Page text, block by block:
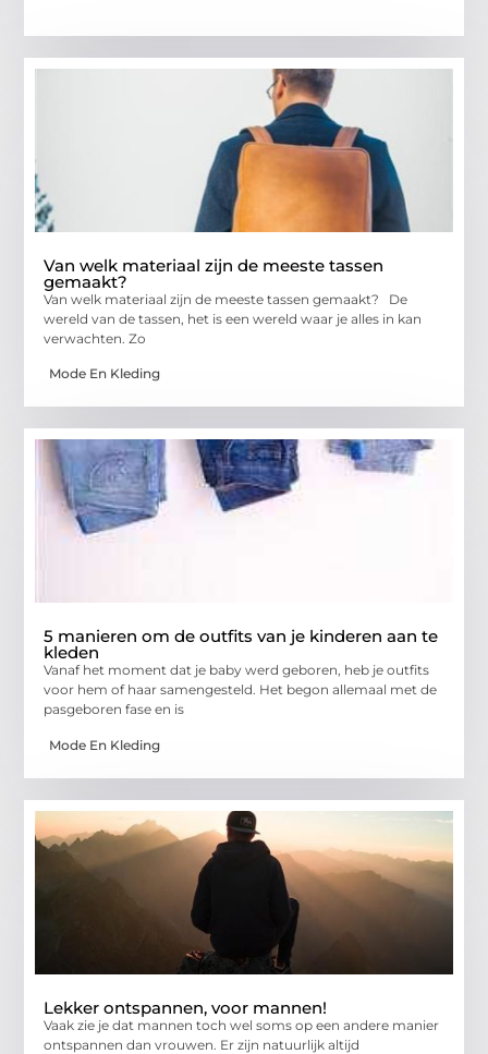
Van welk materiaal zijn de meeste tassen
gemaakt?
Van welk materiaal zijn de meeste tassen gemaakt? De
wereld van de tassen, het is een wereld waar je alles in kan
verwachten. Zo
Mode En Kleding
5 manieren om de outfits van je kinderen aan te
kleden
Vanaf het moment dat je baby werd geboren, heb je outfits
voor hem of haar samengesteld. Het begon allemaal met de
pasgeboren fase en is
Mode En Kleding
Lekker ontspannen, voor mannen!
Vaak zie je dat mannen toch wel soms op een andere manier
ontspannen dan vrouwen. Er zijn natuurlijk altijd